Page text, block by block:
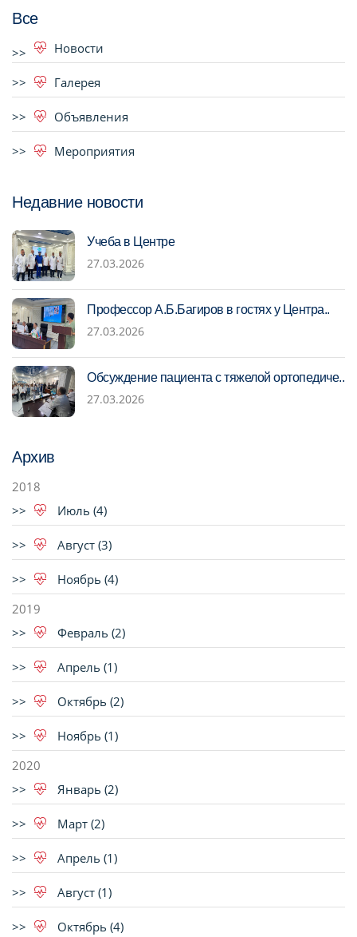
Все
Новости
Галерея
Объявления
Мероприятия
Недавние новости
Учеба в Центре
27.03.2026
Профессор А.Б.Багиров в гостях у Центра..
27.03.2026
Обсуждение пациента с тяжелой ортопедиче..
27.03.2026
Архив
2018
Июль (4)
Август (3)
Ноябрь (4)
2019
Февраль (2)
Апрель (1)
Октябрь (2)
Ноябрь (1)
2020
Январь (2)
Март (2)
Апрель (1)
Август (1)
Октябрь (4)